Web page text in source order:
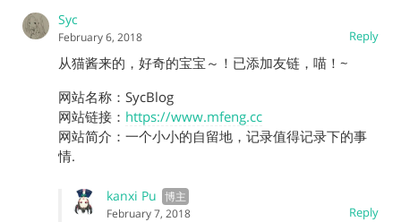
Syc
Reply
February 6, 2018
从猫酱来的，好奇的宝宝～！已添加友链，喵！~
网站名称：SycBlog
网站链接： https://www.mfeng.cc
网站简介：一个小小的自留地，记录值得记录下的事
情.
kanxi Pu
Reply
February 7, 2018